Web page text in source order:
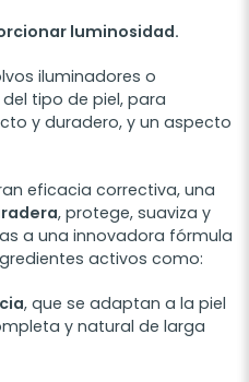
luminosidad.
iluminadores o
tipo de piel, para
y duradero, y un aspecto
eficacia correctiva, una
, protege, suaviza y
a una innovadora fórmula
activos como:
, que se adaptan a la piel
y natural de larga